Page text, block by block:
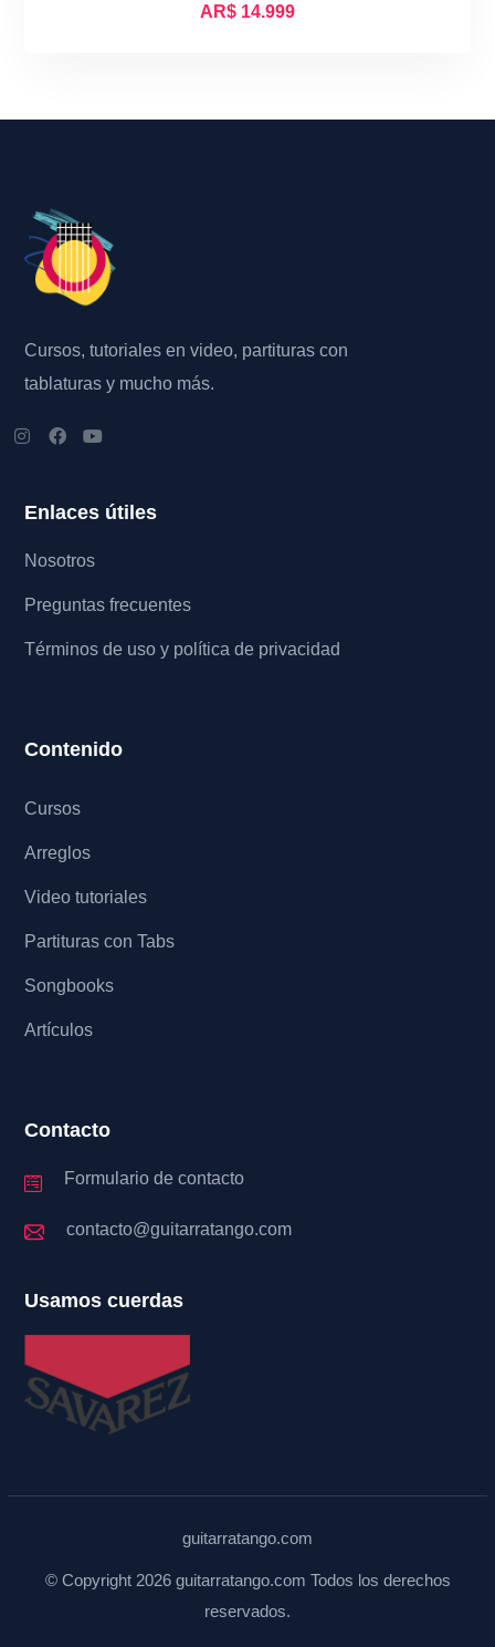
AR$ 14.999
Cursos, tutoriales en video, partituras con
tablaturas y mucho más.
Enlaces útiles
Nosotros
Preguntas frecuentes
Términos de uso y política de privacidad
Contenido
Cursos
Arreglos
Video tutoriales
Partituras con Tabs
Songbooks
Artículos
Contacto
Formulario de contacto
contacto@guitarratango.com
Usamos cuerdas
guitarratango.com
© Copyright 2026 guitarratango.com Todos los derechos
reservados.